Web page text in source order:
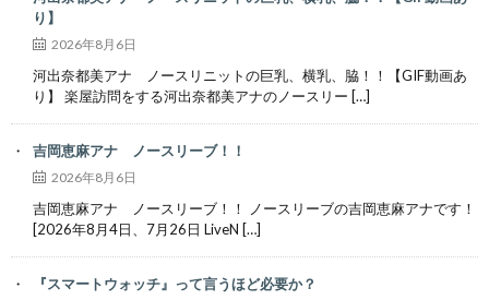
り】
2026年8月6日
河出奈都美アナ ノースリニットの巨乳、横乳、脇！！【GIF動画あ
り】 楽屋訪問をする河出奈都美アナのノースリー […]
吉岡恵麻アナ ノースリーブ！！
2026年8月6日
吉岡恵麻アナ ノースリーブ！！ ノースリーブの吉岡恵麻アナです！
[2026年8月4日、7月26日 LiveN […]
『スマートウォッチ』って言うほど必要か？